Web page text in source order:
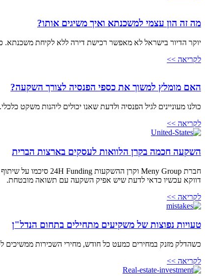
מה זה הון עצמי למשכנתא ואיך משיגים אותו?
יוקר הדיור בישראל לא מאפשר רכישת דירה ללא לקיחת משכנתא.
לקריאה >>
האם מומלץ למשוך את כספי הפנסיה לצורך השקעה?
כולנו מעוניינים לגיל הפנסיה ולדעת שאנו יכולים ליהנות
לקריאה >>
השקעה חכמה בקרן הלוואות לעסקים בארצות הברית
חברת Meny Group וקרן ההשקעות 24H Funding סיכמו על שיתוף פעולה ופתיחת הקרן לטובת משקיעים ישראלים.
דווקא עכשיו כדאי לדעת שיש אפיק השקעה עם תשואה מובטחת.
לקריאה >>
טעויות נפוצות של משקיעים מתחילים בתחום הנדל"ן
כשהדלק מזנק במחירים כמעט כל חודש, מחירי השכירות ממשיכים
לקריאה >>